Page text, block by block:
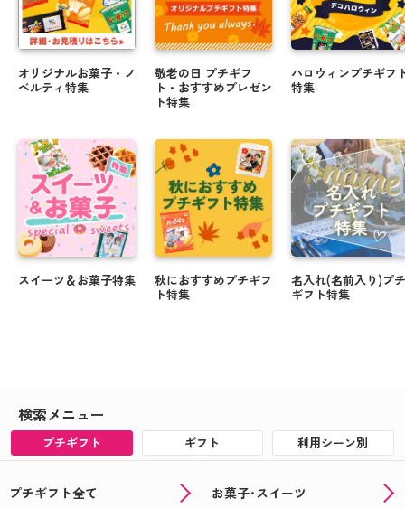
オリジナルお菓子・ノ
ベルティ特集
スイーツ＆お菓子特集
敬老の日 プチギフ
ト・おすすめプレゼン
ト特集
秋におすすめプチギフ
ト特集
ハロウィンプチギフ
特集
名入れ(名前入り)プチ
ギフト特集
検索メニュー
プチギフト ギフト 利用シーン別
プチギフト全て お菓子･スイーツ